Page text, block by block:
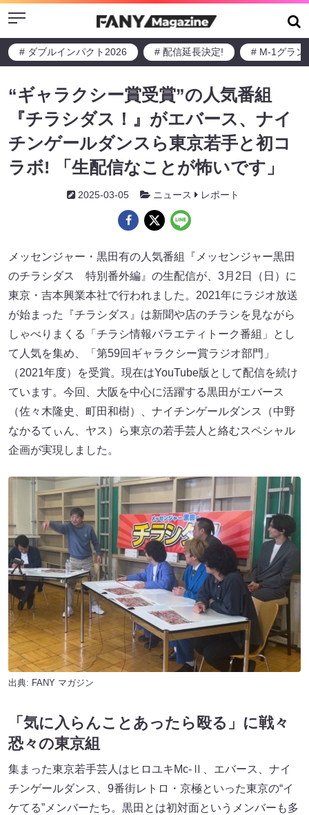
Menu
# ダブルインパクト2026 # 配信延長決定! # M-1グラン
“ギャラクシー賞受賞”の人気番組
『チラシダス！』がエバース、ナイ
チンゲールダンスら東京若手と初コ
ラボ! 「生配信なことが怖いです」
2025-03-05 ニュース レポート
メッセンジャー・黒田有の人気番組『メッセンジャー黒田
のチラシダス 特別番外編』の生配信が、3月2日（日）に
東京・吉本興業本社で行われました。2021年にラジオ放送
が始まった『チラシダス』は新聞や店のチラシを見ながら
しゃべりまくる「チラシ情報バラエティトーク番組」とし
て人気を集め、「第59回ギャラクシー賞ラジオ部門」
（2021年度）を受賞。現在はYouTube版として配信を続け
ています。今回、大阪を中心に活躍する黒田がエバース
（佐々木隆史、町田和樹）、ナイチンゲールダンス（中野
なかるてぃん、ヤス）ら東京の若手芸人と絡むスペシャル
企画が実現しました。
出典: FANY マガジン
「気に入らんことあったら殴る」に戦々
恐々の東京組
集まった東京若手芸人はヒロユキMc-Ⅱ、エバース、ナイ
チンゲールダンス、9番街レトロ・京極といった東京の“イ
ケてる”メンバーたち。黒田とは初対面というメンバーも多